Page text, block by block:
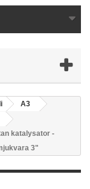
A3
katalysator -
3"